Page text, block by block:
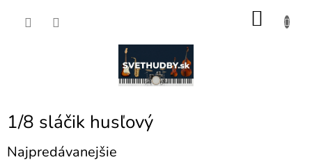
1/8 sláčik husľový
Najpredávanejšie